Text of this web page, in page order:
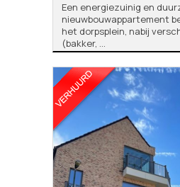
Een energiezuinig en
nieuwbouwappartement
het dorpsplein, nabij
(bakker, ...